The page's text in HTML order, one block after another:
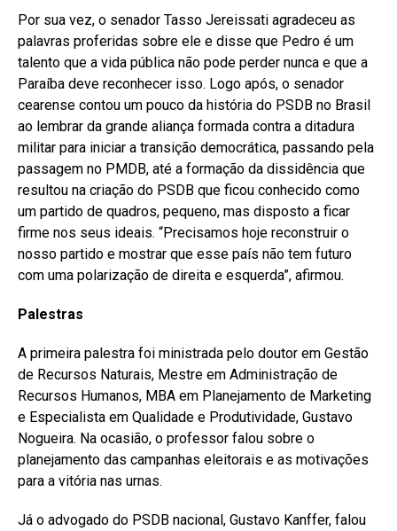
Por sua vez, o senador Tasso Jereissati agradeceu as
palavras proferidas sobre ele e disse que Pedro é um
talento que a vida pública não pode perder nunca e que a
Paraíba deve reconhecer isso. Logo após, o senador
cearense contou um pouco da história do PSDB no Brasil
ao lembrar da grande aliança formada contra a ditadura
militar para iniciar a transição democrática, passando pela
passagem no PMDB, até a formação da dissidência que
resultou na criação do PSDB que ficou conhecido como
um partido de quadros, pequeno, mas disposto a ficar
firme nos seus ideais. “Precisamos hoje reconstruir o
nosso partido e mostrar que esse país não tem futuro
com uma polarização de direita e esquerda”, afirmou.
Palestras
A primeira palestra foi ministrada pelo doutor em Gestão
de Recursos Naturais, Mestre em Administração de
Recursos Humanos, MBA em Planejamento de Marketing
e Especialista em Qualidade e Produtividade, Gustavo
Nogueira. Na ocasião, o professor falou sobre o
planejamento das campanhas eleitorais e as motivações
para a vitória nas urnas.
Já o advogado do PSDB nacional, Gustavo Kanffer, falou